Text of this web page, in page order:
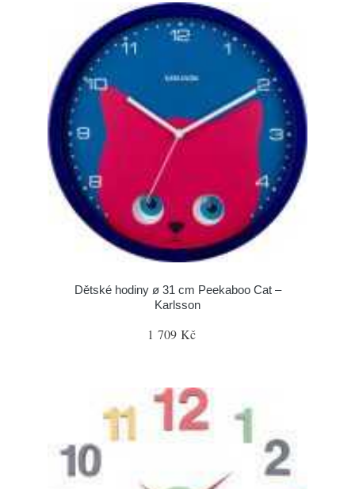
Dětské hodiny ø 31 cm Peekaboo Cat –
Karlsson
1 709 Kč